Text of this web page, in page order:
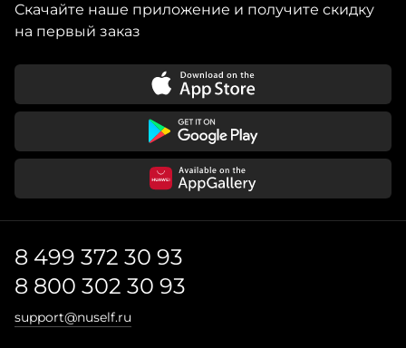
Скачайте наше приложение и получите скидку
на первый заказ
8 499 372 30 93
8 800 302 30 93
support@nuself.ru